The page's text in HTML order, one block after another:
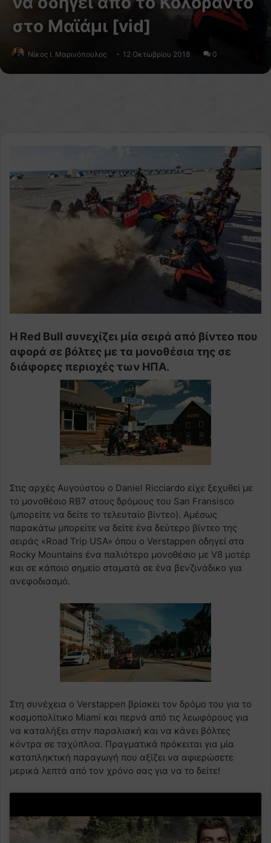
στο Μαϊάμι [vid]
Nίκος Ι. Mαρινόπουλος 12 Οκτωβρίου 2018 0
Η Red Bull συνεχίζει μία σειρά από βίντεο που
αφορά σε βόλτες με τα μονοθέσια της σε
διάφορες περιοχές των ΗΠΑ.
Στις αρχές Αυγούστου ο Daniel Ricciardo είχε ξεχυθεί με
το μονοθέσιο RB7 στους δρόμους του San Fransisco
(μπορείτε να δείτε το τελευταίο βίντεο). Αμέσως
παρακάτω μπορείτε να δείτε ένα δεύτερο βίντεο της
σειράς «Road Trip USA» όπου ο Verstappen οδηγεί στα
Rocky Mountains ένα παλιότερο μονοθέσιο με V8 μοτέρ
και σε κάποιο σημείο σταματά σε ένα βενζινάδικο για
ανεφοδιασμό.
Στη συνέχεια ο Verstappen βρίσκει τον δρόμο του για το
κοσμοπολίτικο Miami και περνά από τις λεωφόρους για
να καταλήξει στην παραλιακή και να κάνει βόλτες
κόντρα σε ταχύπλοα. Πραγματικά πρόκειται για μία
καταπληκτική παραγωγή που αξίζει να αφιερώσετε
μερικά λεπτά από τον χρόνο σας για να το δείτε!